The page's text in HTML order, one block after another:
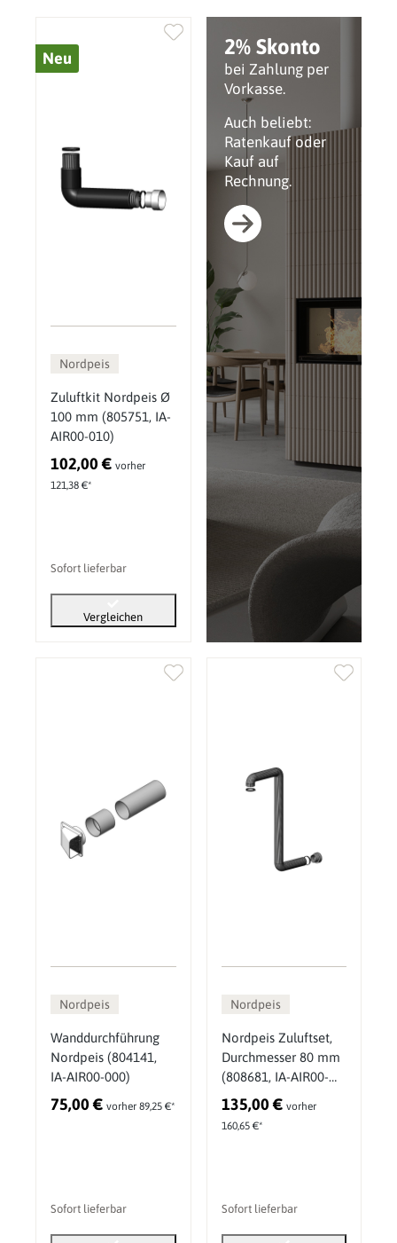
2% Skonto
bei Zahlung per
Vorkasse.
Auch beliebt:
Ratenkauf oder
Kauf auf
Rechnung.
Neu
Nordpeis
Zuluftkit Nordpeis Ø
100 mm (805751, IA-
AIR00-010)
102,00 € vorher
121,38 €*
Sofort lieferbar
Vergleichen
Nordpeis
Wanddurchführung
Nordpeis (804141,
IA-AIR00-000)
75,00 € vorher 89,25 €*
Sofort lieferbar
Nordpeis
Nordpeis Zuluftset,
Durchmesser 80 mm
(808681, IA-AIR00-
020)
135,00 € vorher
160,65 €*
Sofort lieferbar